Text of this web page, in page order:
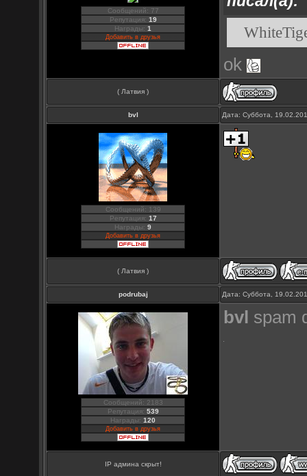
Сообщений: 77
Репутация: 19
Награды:1
Добавить в друзья
ok
( Латвия )
bvl Дата: Суббота,
Сообщений: 139
Репутация: 17
Награды:9
Добавить в друзья
( Латвия )
podrubaj Дата: Суббота,
Сообщений: 2183
Репутация: 539
Награды:120
Добавить в друзья
bvl spam
IP админа скрыт!